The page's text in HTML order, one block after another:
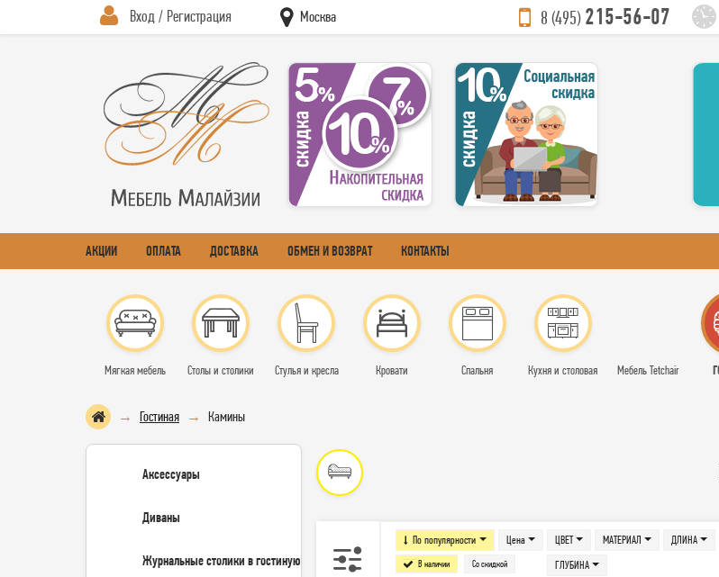
Вход / Регистрация Москва 8 (495)215-56-07
АКЦИИ ОПЛАТА ДОСТАВКА ОБМЕН И ВОЗВРАТ КОНТАКТЫ
Мягкая мебель Столы и столики Стулья и кресла Кровати Спальня Кухня и столовая Мебель Tetchair
Гостиная Камины
Аксессуары
Диваны
Журнальные столики в гостиную
По популярности Цена
В наличии Со скидкой
ЦВЕТ МАТЕРИАЛ
ДЛИНА
ГЛУБИНА